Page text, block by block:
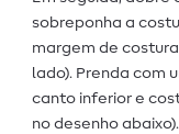
sobreponha a
margem de
lado). Prenda com
canto inferior e
no desenho